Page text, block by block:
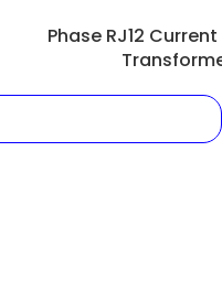
3 Phase RJ12 Current